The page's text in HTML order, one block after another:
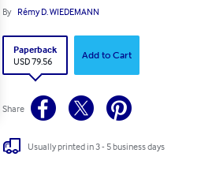
By Rémy D. WIEDEMANN
Paperback
USD 79.56
Add to Cart
Share
Usually printed in 3 - 5 business days